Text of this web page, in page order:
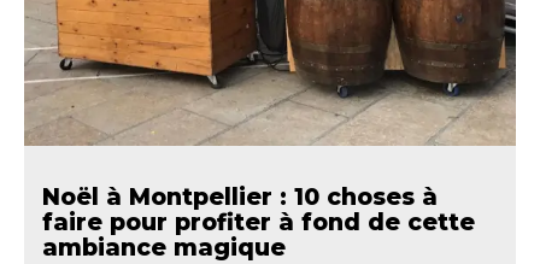
Noël à Montpellier : 10 choses à
faire pour profiter à fond de cette
ambiance magique